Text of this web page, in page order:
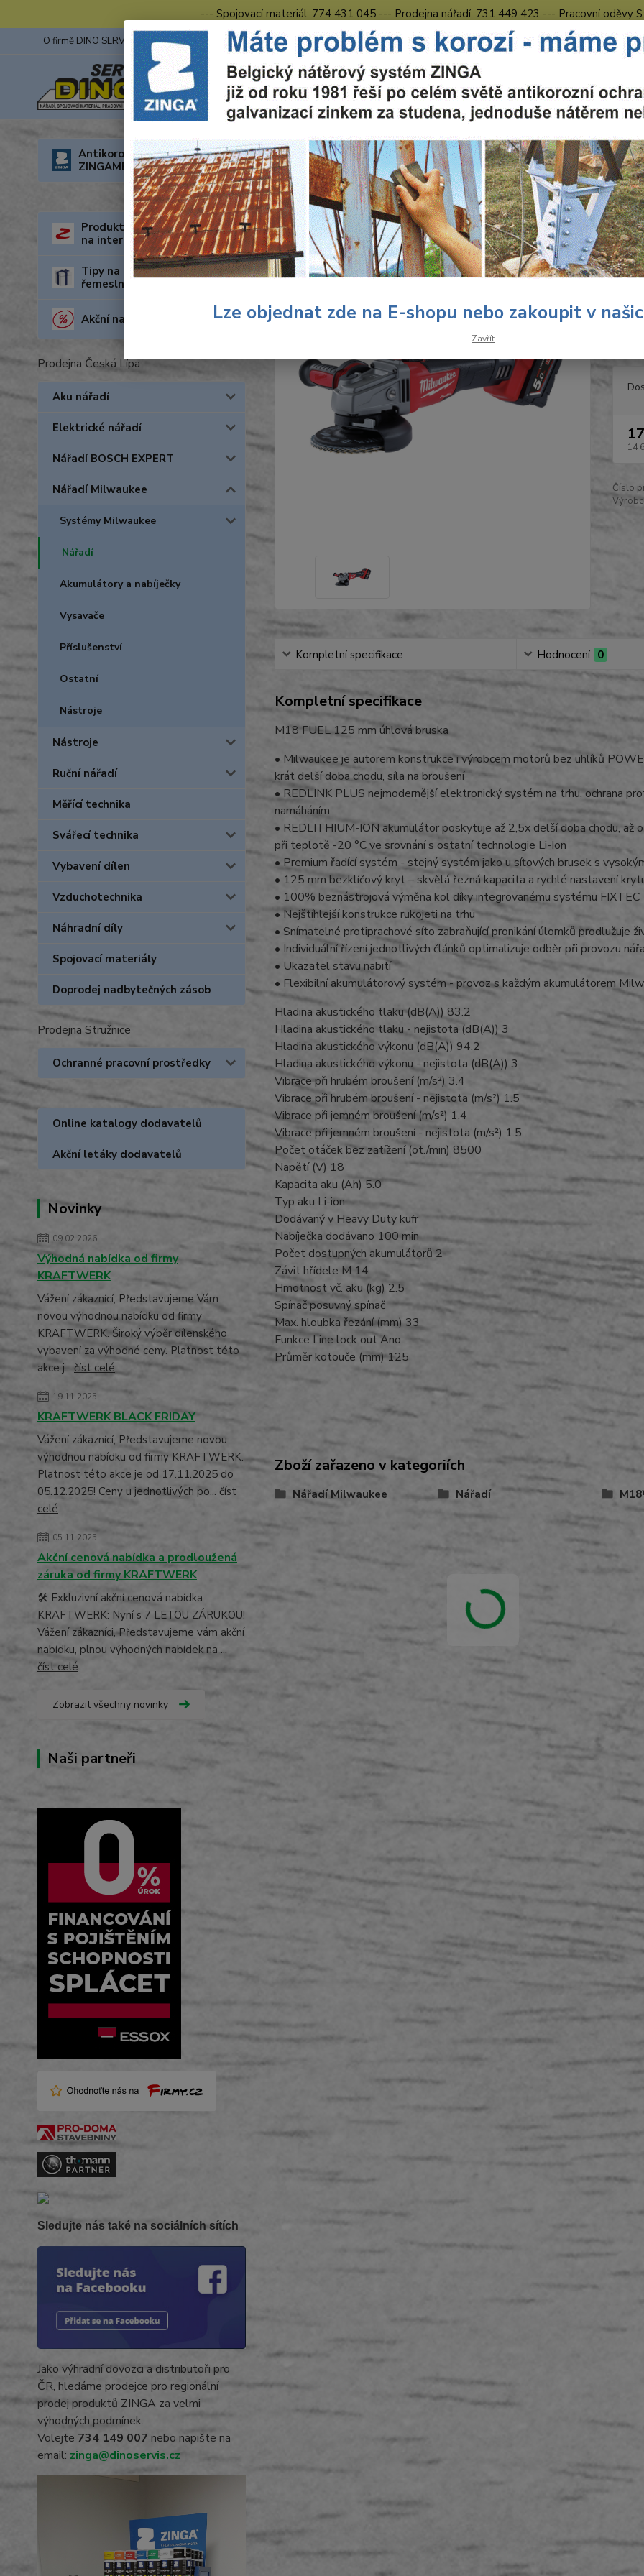
--- Spojovací materiál: 774 431 045 --- Prodejna nářadí: 731 449 423 --- Pracovní oděvy
O firmě DINO SERVIS s.r.o. ZINGA Fotogalerie z výstav Obchodní podmínky Kontakty Česká Lípa
Hledat 731
8.00
Antikorozní nátěry
ZINGAMETALL
Produkty za nejnižší cenu
na internetu
Tipy na dárky pro kutily a
řemeslníky
Akční nabídka
Prodejna Česká Lípa
Aku nářadí
Elektrické nářadí
Nářadí BOSCH EXPERT
Nářadí Milwaukee
Systémy Milwaukee
Nářadí
Akumulátory a nabíječky
Vysavače
Příslušenství
Ostatní
Nástroje
Nástroje
Ruční nářadí
Měřící technika
Svářecí technika
Vybavení dílen
Vzduchotechnika
Náhradní díly
Spojovací materiály
Doprodej nadbytečných zásob
Prodejna Stružnice
Ochranné pracovní prostředky
Online katalogy dodavatelů
Akční letáky dodavatelů
Novinky
09.02.2026
Výhodná nabídka od firmy
KRAFTWERK
Vážení zákaznící, Představujeme Vám
novou výhodnou nabídku od firmy
KRAFTWERK. Široký výběr dílenského
vybavení za výhodné ceny. Platnost této
akce j... číst celé
19.11.2025
KRAFTWERK BLACK FRIDAY
Vážení zákaznící, Představujeme novou
výhodnou nabídku od firmy KRAFTWERK.
Platnost této akce je od 17.11.2025 do
05.12.2025! Ceny u jednotlivých po... číst
celé
05.11.2025
Akční cenová nabídka a prodloužená
záruka od firmy KRAFTWERK
🛠️ Exkluzivní akční cenová nabídka
KRAFTWERK: Nyní s 7 LETOU ZÁRUKOU!
Vážení zákazníci, Představujeme vám akční
nabídku, plnou výhodných nabídek na ...
číst celé
Zobrazit všechny novinky
Naši partneři
Sledujte nás také na sociálních sítích
Jako výhradní dovozci a distributoři pro
ČR, hledáme prodejce pro regionální
prodej produktů ZINGA za velmi
výhodných podmínek.
Volejte 734 149 007 nebo napište na
email: zinga@dinoservis.cz
Úvod Nářadí Milwaukee Nářadí Milwaukee M18 CAG125X-502X úhlová
Milwaukee M18 CAG125X-502X
Doprava ZDARMA
aku
M18
krát
14
Číslo
Kompletní specifikace Hodnocení 0
Kompletní specifikace
M18 FUEL 125 mm úhlová bruska
• Milwaukee je autorem konstrukce i výrobcem motorů bez uhlíků
krát delší doba chodu, síla na broušení
• REDLINK PLUS nejmodernější elektronický systém na trhu, ochrana
namáháním
• REDLITHIUM-ION akumulátor poskytuje až 2,5x delší doba chodu,
při teplotě -20 °C ve srovnání s ostatní technologie Li-Ion
• Premium řadící systém - stejný systém jako u síťových brusek s
• 125 mm bezklíčový kryt – skvělá řezná kapacita a rychlé nastavení
• 100% beznástrojová výměna kol díky integrovanému systému FIXTEC
• Nejštíhlejší konstrukce rukojeti na trhu
• Snímatelné protiprachové síto zabraňující pronikání úlomků prodlužuje
• Individuální řízení jednotlivých článků optimalizuje odběr při provozu
• Ukazatel stavu nabití
• Flexibilní akumulátorový systém - provoz s každým akumulátorem
Hladina akustického tlaku (dB(A)) 83.2
Hladina akustického tlaku - nejistota (dB(A)) 3
Hladina akustického výkonu (dB(A)) 94.2
Hladina akustického výkonu - nejistota (dB(A)) 3
Vibrace při hrubém broušení (m/s²) 3.4
Vibrace při hrubém broušení - nejistota (m/s²) 1.5
Vibrace při jemném broušení (m/s²) 1.4
Vibrace při jemném broušení - nejistota (m/s²) 1.5
Počet otáček bez zatížení (ot./min) 8500
Napětí (V) 18
Kapacita aku (Ah) 5.0
Typ aku Li-ion
Dodávaný v Heavy Duty kufr
Nabíječka dodávano 100 min
Počet dostupných akumulátorů 2
Závit hřídele M 14
Hmotnost vč. aku (kg) 2.5
Spínač posuvný spínač
Max. hloubka řezání (mm) 33
Funkce Line lock out Ano
Průměr kotouče (mm) 125
Zboží zařazeno v kategoriích
Nářadí Milwaukee Nářadí
Lze objednat zde na E-shopu nebo zakoupit v
Zavřít